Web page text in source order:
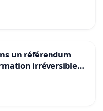
un référendum
irréversible